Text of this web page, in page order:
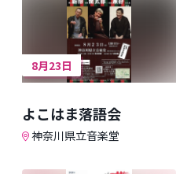
8月23日
よこはま落語会
神奈川県立音楽堂